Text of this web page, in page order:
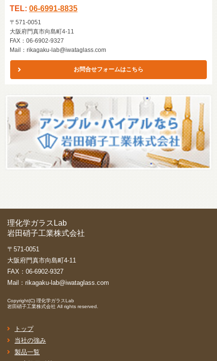
TEL: 06-6991-8835
〒571-0051
大阪府門真市向島町4-11
FAX：06-6902-9327
Mail： rikagaku-lab@iwataglass.com
お問合せフォームはこちら
理化学ガラスLab
岩田硝子工業株式会社
〒571-0051
大阪府門真市向島町4-11
FAX：06-6902-9327
Mail： rikagaku-lab@iwataglass.com
Copyright(C) 理化学ガラスLab
岩田硝子工業株式会社 All rights reserved.
トップ
当社の強み
製品一覧